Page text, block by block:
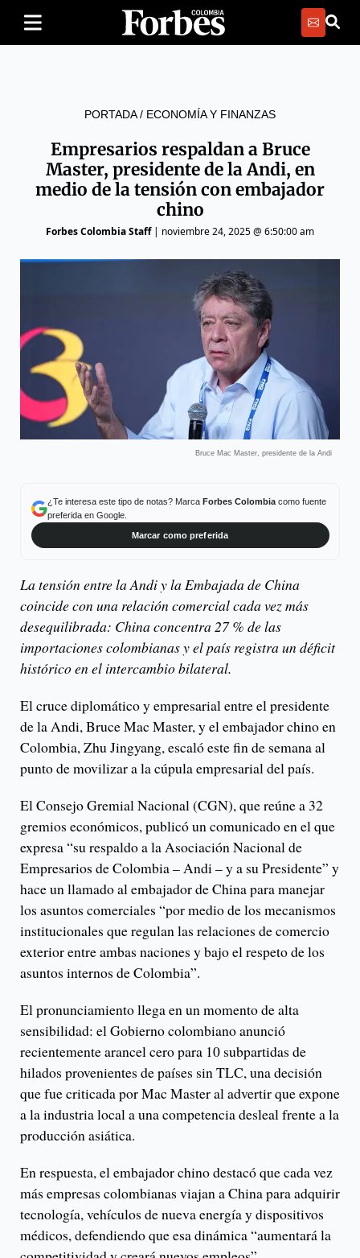
PORTADA/ ECONOMÍA Y FINANZAS
Empresarios respaldan a Bruce
Master, presidente de la Andi, en
medio de la tensión con embajador
chino
Forbes Colombia Staff| noviembre 24, 2025 @ 6:50:00 am
Bruce Mac Master, presidente de la Andi
¿Te interesa este tipo de notas? Marca Forbes Colombiacomo fuente
preferida en Google.
Marcar como preferida
La tensión entre la Andi y la Embajada de China
coincide con una relación comercial cada vez más
desequilibrada: China concentra 27 % de las
importaciones colombianas y el país registra un déficit
histórico en el intercambio bilateral.
El cruce diplomático y empresarial entre el presidente
de la Andi, Bruce Mac Master, y el embajador chino en
Colombia, Zhu Jingyang, escaló este fin de semana al
punto de movilizar a la cúpula empresarial del país.
El Consejo Gremial Nacional (CGN), que reúne a 32
gremios económicos, publicó un comunicado en el que
expresa “su respaldo a la Asociación Nacional de
Empresarios de Colombia – Andi – y a su Presidente” y
hace un llamado al embajador de China para manejar
los asuntos comerciales “por medio de los mecanismos
institucionales que regulan las relaciones de comercio
exterior entre ambas naciones y bajo el respeto de los
asuntos internos de Colombia”.
El pronunciamiento llega en un momento de alta
sensibilidad: el Gobierno colombiano anunció
recientemente arancel cero para 10 subpartidas de
hilados provenientes de países sin TLC, una decisión
que fue criticada por Mac Master al advertir que expone
a la industria local a una competencia desleal frente a la
producción asiática.
En respuesta, el embajador chino destacó que cada vez
más empresas colombianas viajan a China para adquirir
tecnología, vehículos de nueva energía y dispositivos
médicos, defendiendo que esa dinámica “aumentará la